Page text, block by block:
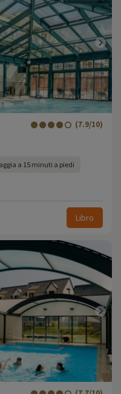
(7.9/10)
a 15 minuti a piedi
Libro